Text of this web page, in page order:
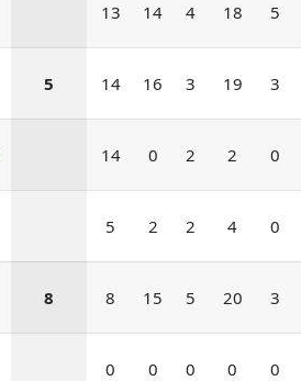
13 14 4 18 5
5 14 16 3 19 3
14 0 2 2 0
5 2 2 4 0
8 8 15 5 20 3
0 0 0 0 0